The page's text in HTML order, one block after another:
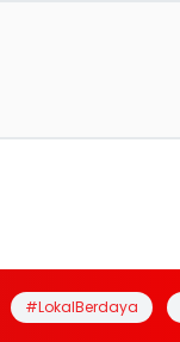
#LokalBerdaya